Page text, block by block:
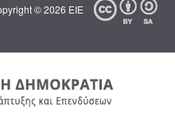
© 2026 ΕΙΕ